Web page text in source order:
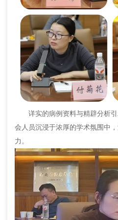
详实的病例资料与精辟分析引
会人员沉浸于浓厚的学术氛围中
力。